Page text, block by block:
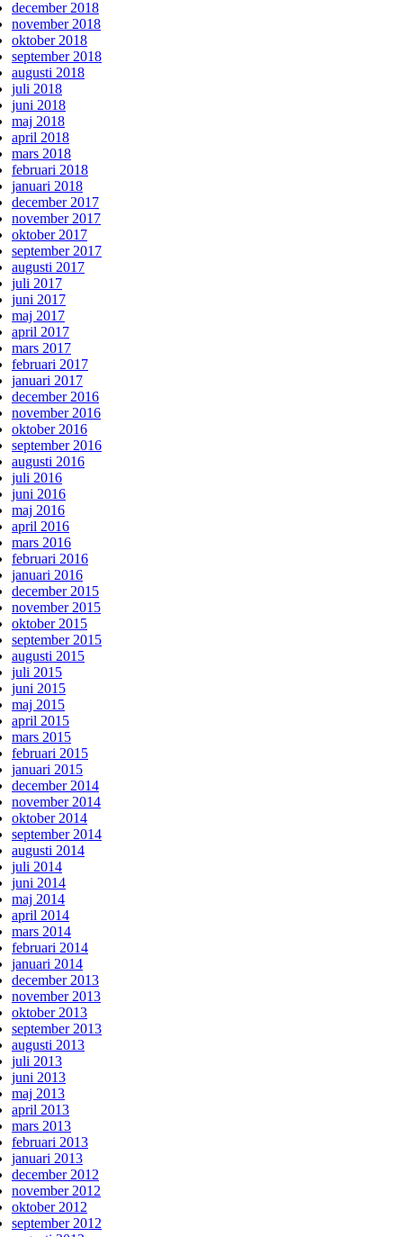
december 2018
november 2018
oktober 2018
september 2018
augusti 2018
juli 2018
juni 2018
maj 2018
april 2018
mars 2018
februari 2018
januari 2018
december 2017
november 2017
oktober 2017
september 2017
augusti 2017
juli 2017
juni 2017
maj 2017
april 2017
mars 2017
februari 2017
januari 2017
december 2016
november 2016
oktober 2016
september 2016
augusti 2016
juli 2016
juni 2016
maj 2016
april 2016
mars 2016
februari 2016
januari 2016
december 2015
november 2015
oktober 2015
september 2015
augusti 2015
juli 2015
juni 2015
maj 2015
april 2015
mars 2015
februari 2015
januari 2015
december 2014
november 2014
oktober 2014
september 2014
augusti 2014
juli 2014
juni 2014
maj 2014
april 2014
mars 2014
februari 2014
januari 2014
december 2013
november 2013
oktober 2013
september 2013
augusti 2013
juli 2013
juni 2013
maj 2013
april 2013
mars 2013
februari 2013
januari 2013
december 2012
november 2012
oktober 2012
september 2012